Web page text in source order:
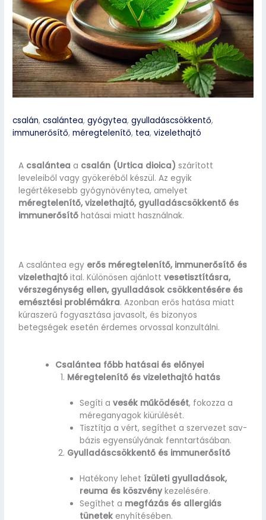
csalán,csalántea,gyógytea,gyulladáscsökkentő,
immunerősítő,méregtelenítő, tea,vizelethajtó
A csalántea a csalán (Urtica dioica) szárított
leveleiből vagy gyökeréből készül. Az egyik
legértékesebb gyógynövénytea, amelyet
méregtelenítő, vizelethajtó, gyulladáscsökkentő és
immunerősítő hatásai miatt használnak.
A csalántea egy erős méregtelenítő, immunerősítő és
vizelethajtó ital. Különösen ajánlottvesetisztításra,
vérszegénység ellen, gyulladások csökkentésére és
emésztési problémákra. Azonban erős hatása miatt
kúraszerű fogyasztása javasolt, és bizonyos
betegségek esetén érdemes orvossal konzultálni.
Csalántea főbb hatásai és előnyei
Méregtelenítő és vizelethajtó hatás
Segíti a vesék működését, fokozza a
méreganyagok kiürülését.
Tisztítja a vért, segíthet a szervezet sav-
bázis egyensúlyának fenntartásában.
Gyulladáscsökkentő és immunerősítő
Hatékony lehet ízületi gyulladások,
reuma és köszvénykezelésére.
Segíthet a megfázás és allergiás
tünetekenyhítésében.